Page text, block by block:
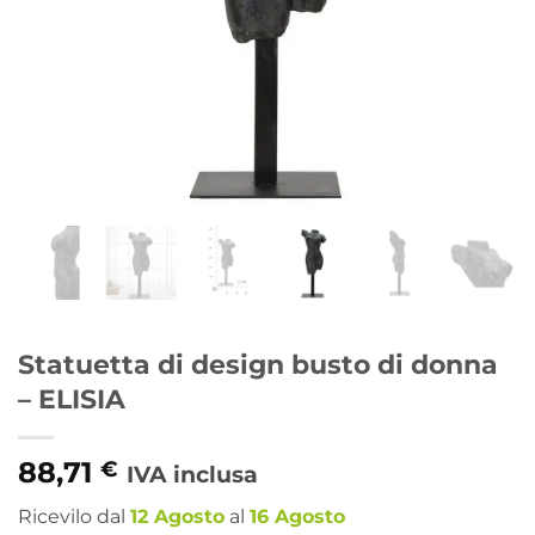
Statuetta di design busto di donna
– ELISIA
88,71 € IVA inclusa
Ricevilo dal 12 Agosto al 16 Agosto